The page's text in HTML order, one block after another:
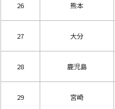
26 熊本
27 大分
28 鹿児島
29 宮崎